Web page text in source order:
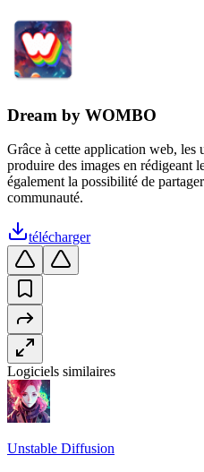
Dream by WOMBO
Grâce à cette application web, les
produire des images en rédigeant
également la possibilité de
communauté.
télécharger
Logiciels similaires
Unstable Diffusion